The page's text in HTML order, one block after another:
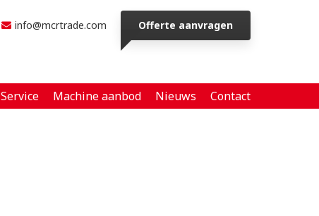
info@mcrtrade.com Offerte aanvragen
Service Machine aanbod Nieuws Contact